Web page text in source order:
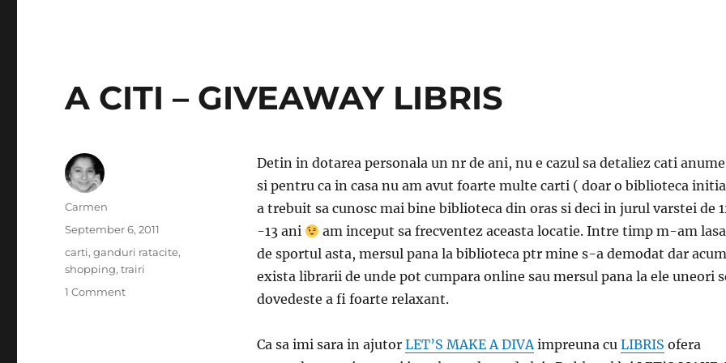
A CITI – GIVEAWAY LIBRIS
Detin in dotarea personala un nr de ani, nu e cazul sa detaliez cati anume
si pentru ca in casa nu am avut foarte multe carti ( doar o biblioteca
a trebuit sa cunosc mai bine biblioteca din oras si deci in jurul varstei de
-13 ani
am inceput sa frecventez aceasta locatie. Intre timp m-am
de sportul asta, mersul pana la biblioteca ptr mine s-a demodat dar acum
exista librarii de unde pot cumpara online sau mersul pana la ele uneori
dovedeste a fi foarte relaxant.
Ca sa imi sara in ajutor LET’S MAKE A DIVAimpreuna cu LIBRIS ofera
Author
Carmen
Posted
September 6, 2011
Categories
carti,ganduri ratacite,
shopping,trairi
1 Commenton